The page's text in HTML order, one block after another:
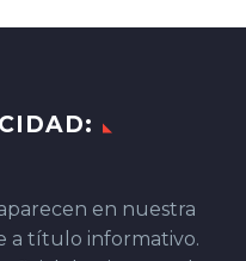
en nuestra
a título informativo.